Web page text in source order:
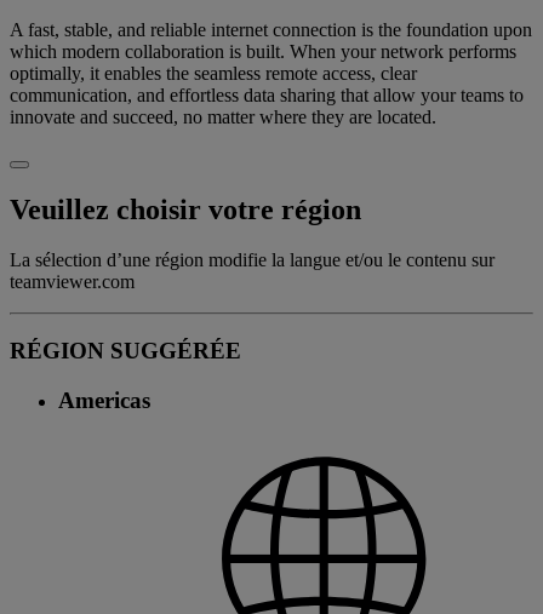
A fast, stable, and reliable internet connection is the foundation upon
which modern collaboration is built. When your network performs
optimally, it enables the seamless remote access, clear
communication, and effortless data sharing that allow your teams to
innovate and succeed, no matter where they are located.
Veuillez choisir votre région
La sélection d’une région modifie la langue et/ou le contenu sur
teamviewer.com
RÉGION SUGGÉRÉE
Americas